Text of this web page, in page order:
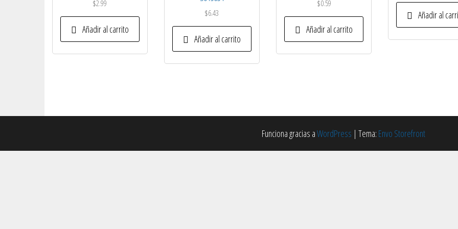
$2.99
Añadir al carrito
$6.43
Añadir al carrito
$0.59
Añadir al carrito
Añadir al
Funciona gracias aWordPress | Tema: Envo Storefront